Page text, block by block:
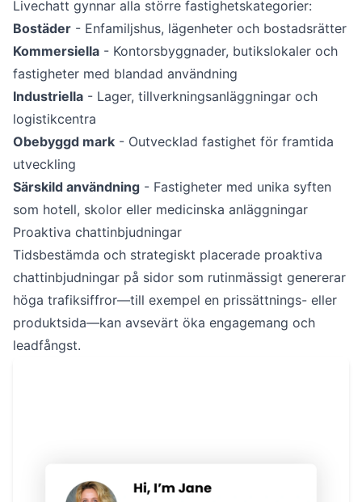
Livechatt gynnar alla större fastighetskategorier:
Bostäder - Enfamiljshus, lägenheter och bostadsrätter
Kommersiella - Kontorsbyggnader, butikslokaler och
fastigheter med blandad användning
Industriella - Lager, tillverkningsanläggningar och
logistikcentra
Obebyggd mark - Outvecklad fastighet för framtida
utveckling
Särskild användning - Fastigheter med unika syften
som hotell, skolor eller medicinska anläggningar
Proaktiva chattinbjudningar
Tidsbestämda och strategiskt placerade proaktiva
chattinbjudningar på sidor som rutinmässigt genererar
höga trafiksiffror—till exempel en prissättnings- eller
produktsida—kan avsevärt öka engagemang och
leadfångst.